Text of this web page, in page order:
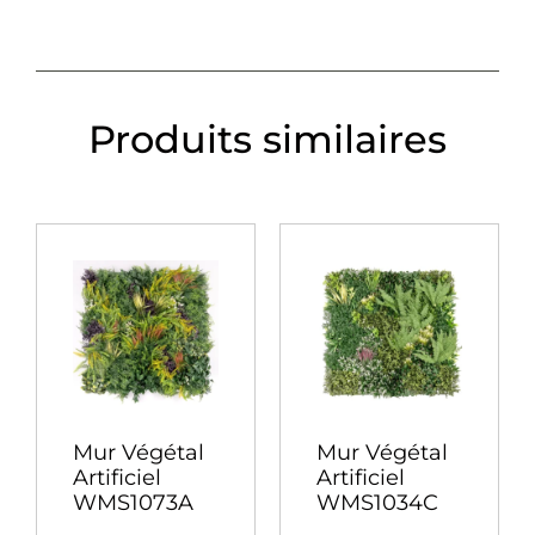
Produits similaires
Mur Végétal
Artificiel
WMS1073A
Mur Végétal
Artificiel
WMS1034C